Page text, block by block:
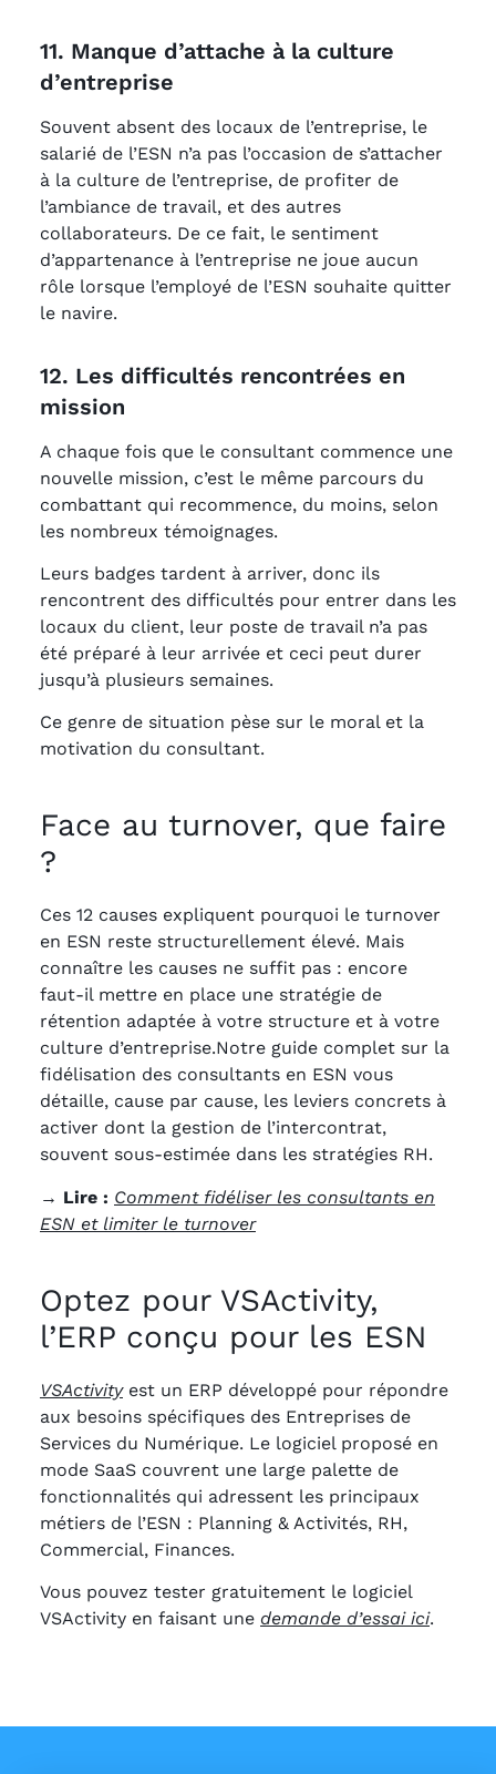
11. Manque d’attache à la culture
d’entreprise
Souvent absent des locaux de l’entreprise, le
salarié de l’ESN n’a pas l’occasion de s’attacher
à la culture de l’entreprise, de profiter de
l’ambiance de travail, et des autres
collaborateurs. De ce fait, le sentiment
d’appartenance à l’entreprise ne joue aucun
rôle lorsque l’employé de l’ESN souhaite quitter
le navire.
12. Les difficultés rencontrées en
mission
A chaque fois que le consultant commence une
nouvelle mission, c’est le même parcours du
combattant qui recommence, du moins, selon
les nombreux témoignages.
Leurs badges tardent à arriver, donc ils
rencontrent des difficultés pour entrer dans les
locaux du client, leur poste de travail n’a pas
été préparé à leur arrivée et ceci peut durer
jusqu’à plusieurs semaines.
Ce genre de situation pèse sur le moral et la
motivation du consultant.
Face au turnover, que faire
?
Ces 12 causes expliquent pourquoi le turnover
en ESN reste structurellement élevé. Mais
connaître les causes ne suffit pas : encore
faut-il mettre en place une stratégie de
rétention adaptée à votre structure et à votre
culture d’entreprise.Notre guide complet sur la
fidélisation des consultants en ESN vous
détaille, cause par cause, les leviers concrets à
activer dont la gestion de l’intercontrat,
souvent sous-estimée dans les stratégies RH.
→ Lire : Comment fidéliser les consultants en
ESN et limiter le turnover
Optez pour VSActivity,
l’ERP conçu pour les ESN
VSActivityest un ERP développé pour répondre
aux besoins spécifiques des Entreprises de
Services du Numérique. Le logiciel proposé en
mode SaaS couvrent une large palette de
fonctionnalités qui adressent les principaux
métiers de l’ESN : Planning & Activités, RH,
Commercial, Finances.
Vous pouvez tester gratuitement le logiciel
VSActivity en faisant une demande d’essai ici.